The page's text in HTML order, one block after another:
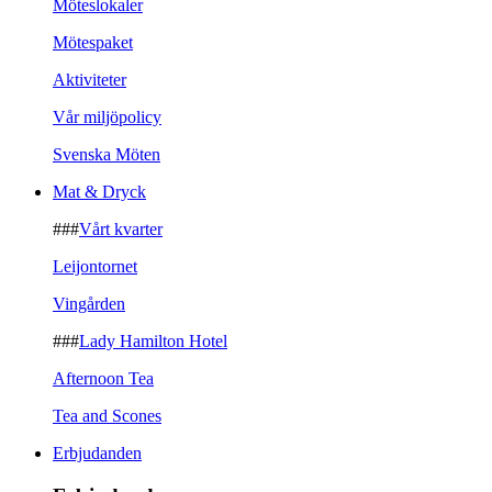
Möteslokaler
Mötespaket
Aktiviteter
Vår miljöpolicy
Svenska Möten
Mat & Dryck
###Vårt kvarter
Leijontornet
Vingården
###Lady Hamilton Hotel
Afternoon Tea
Tea and Scones
Erbjudanden